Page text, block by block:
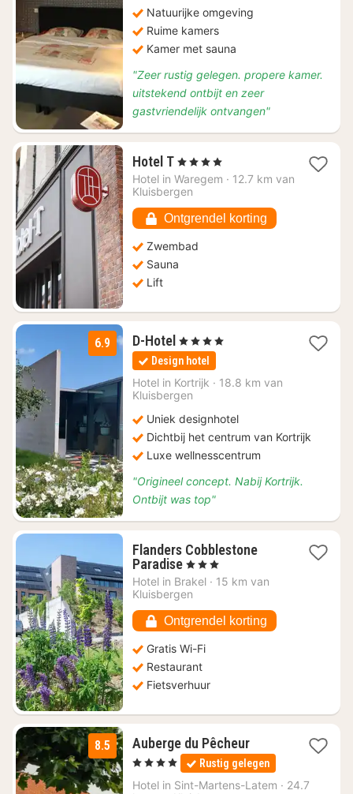
Natuurijke omgeving
Ruime kamers
Kamer met sauna
"Zeer rustig gelegen. propere kamer.
uitstekend ontbijt en zeer
gastvriendelijk ontvangen"
Hotel T1
nacht
vanaf
€
97,06
, 4 Sterren
Hotel in Waregem · 12.7 km van
Kluisbergen
Ontgrendel korting
Zwembad
Sauna
Lift
6.9 D-Hotel 1
nacht
vanaf
€
139
, 4 Sterren
Design hotel
Hotel in Kortrijk · 18.8 km van
Kluisbergen
Uniek designhotel
Dichtbij het centrum van Kortrijk
Luxe wellnesscentrum
"Origineel concept. Nabij Kortrijk.
Ontbijt was top"
Flanders Cobblestone
Paradise1
nacht
vanaf
132,41
, 3 Sterren
Hotel in Brakel · 15 km van
Kluisbergen
Ontgrendel korting
Gratis Wi-Fi
Restaurant
Fietsverhuur
8.5 Auberge du Pêcheur1
nacht
vanaf
€
, 4 Sterren Rustig gelegen
Hotel in Sint-Martens-Latem · 24.7